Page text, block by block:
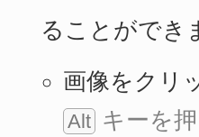
ることができ
画像をクリ
Alt キーを